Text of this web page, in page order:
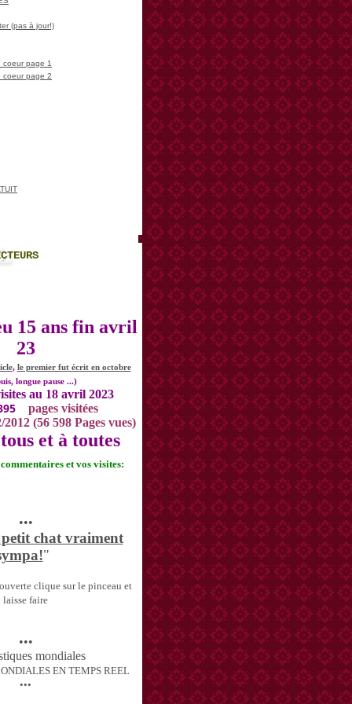
(pas à jour!)
coeur page 1
coeur page 2
15 ans fin avril
23
, le premier fut écrit en octobre
longue pause ...)
au 18 avril 2023
pages visitées
(56 598 Pages vues)
et à toutes
et vos visites:
•••
chat vraiment
"
clique sur le pinceau et
laisse faire
•••
EN TEMPS REEL
•••